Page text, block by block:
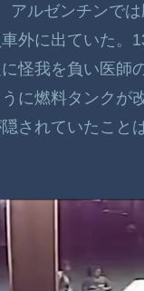
アルゼンチンで
外に出ていた。
怪我を負い医師
に燃料タンクが
されていたこと